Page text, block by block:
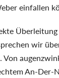
einfallen
Überleitung
wir
. Von
An-Der-